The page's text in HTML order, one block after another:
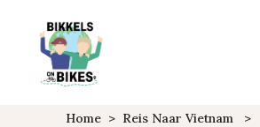
Home > Reis Naar Vietnam
>